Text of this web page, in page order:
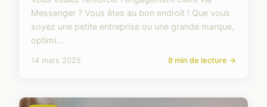
Messenger ? Vous êtes au bon endroit ! Que vous
soyez une petite entreprise ou une grande marque,
optimi...
14 mars 2025 8 min de lecture →